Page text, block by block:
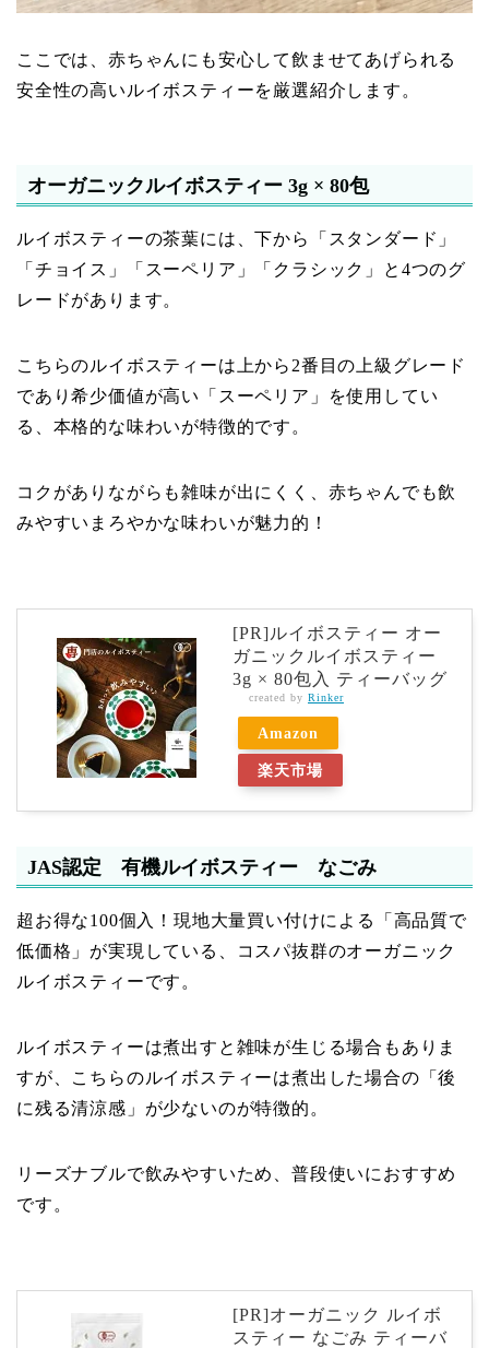
ここでは、赤ちゃんにも安心して飲ませてあげられる
安全性の高いルイボスティーを厳選紹介します。
オーガニックルイボスティー 3g × 80包
ルイボスティーの茶葉には、下から「スタンダード」
「チョイス」「スーペリア」「クラシック」と4つのグ
レードがあります。
こちらのルイボスティーは上から2番目の上級グレード
であり希少価値が高い「スーペリア」を使用してい
る、本格的な味わいが特徴的です。
コクがありながらも雑味が出にくく、赤ちゃんでも飲
みやすいまろやかな味わいが魅力的！
[PR]ルイボスティー オー
ガニックルイボスティー
3g × 80包入 ティーバッグ
created by Rinker
Amazon
楽天市場
JAS認定 有機ルイボスティー なごみ
超お得な100個入！現地大量買い付けによる「高品質で
低価格」が実現している、コスパ抜群のオーガニック
ルイボスティーです。
ルイボスティーは煮出すと雑味が生じる場合もありま
すが、こちらのルイボスティーは煮出した場合の「後
に残る清涼感」が少ないのが特徴的。
リーズナブルで飲みやすいため、普段使いにおすすめ
です。
[PR]オーガニック ルイボ
スティー なごみ ティーバ